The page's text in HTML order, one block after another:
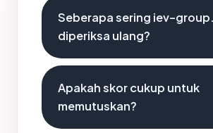
Seberapa sering iev-
diperiksa ulang?
Apakah skor cukup untuk
memutuskan?